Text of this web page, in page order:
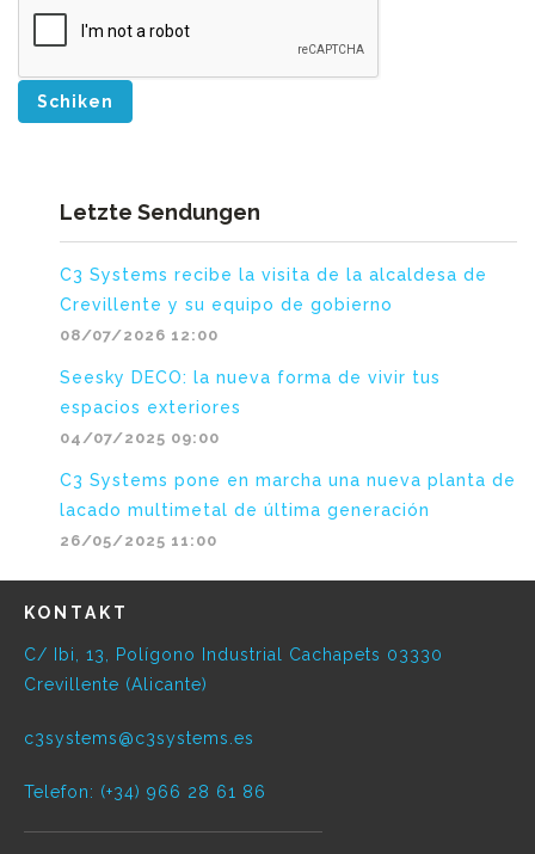
Schiken
Letzte Sendungen
C3 Systems recibe la visita de la alcaldesa de
Crevillente y su equipo de gobierno
08/07/2026 12:00
Seesky DECO: la nueva forma de vivir tus
espacios exteriores
04/07/2025 09:00
C3 Systems pone en marcha una nueva planta de
lacado multimetal de última generación
26/05/2025 11:00
KONTAKT
C/ Ibi, 13, Polígono Industrial Cachapets 03330
Crevillente (Alicante)
c3systems@c3systems.es
Telefon: (+34) 966 28 61 86